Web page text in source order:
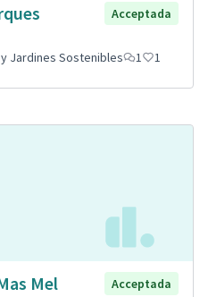
Acceptada
Jardines Sostenibles 1 1
Mel
Acceptada